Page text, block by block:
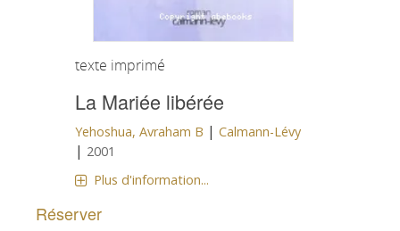
texte imprimé
La Mariée libérée
Yehoshua, Avraham B |Calmann-Lévy
| 2001
Plus d'information...
Réserver